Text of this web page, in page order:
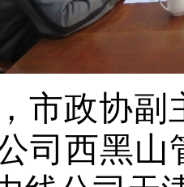
市政协
司西黑山